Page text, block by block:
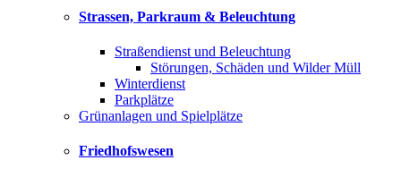
Strassen, Parkraum & Beleuchtung
Straßendienst und Beleuchtung
Störungen, Schäden und Wilder Müll
Winterdienst
Parkplätze
Grünanlagen und Spielplätze
Friedhofswesen